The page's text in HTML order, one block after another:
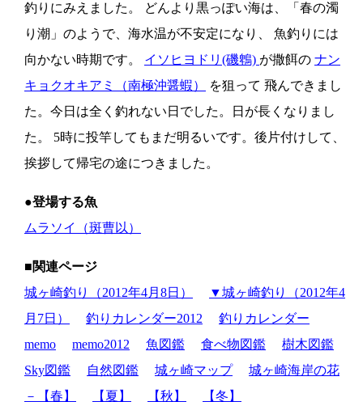
釣りにみえました。 どんより黒っぽい海は、「春の濁
り潮」のようで、海水温が不安定になり、 魚釣りには
向かない時期です。 イソヒヨドリ(磯鵯) が撒餌の ナン
キョクオキアミ（南極沖醤蝦）
を狙って 飛んできまし
た。今日は全く釣れない日でした。日が長くなりまし
た。 5時に投竿してもまだ明るいです。後片付けして、
挨拶して帰宅の途につきました。
●登場する魚
ムラソイ（斑曹以）
■関連ページ
城ヶ崎釣り（2012年4月8日）
▼城ヶ崎釣り（2012年4
月7日）
釣りカレンダー2012
釣りカレンダー
memo
memo2012 魚図鑑 食べ物図鑑
樹木図鑑
Sky図鑑
自然図鑑 城ヶ崎マップ
城ヶ崎海岸の花
－【春】
【夏】 【秋】 【冬】